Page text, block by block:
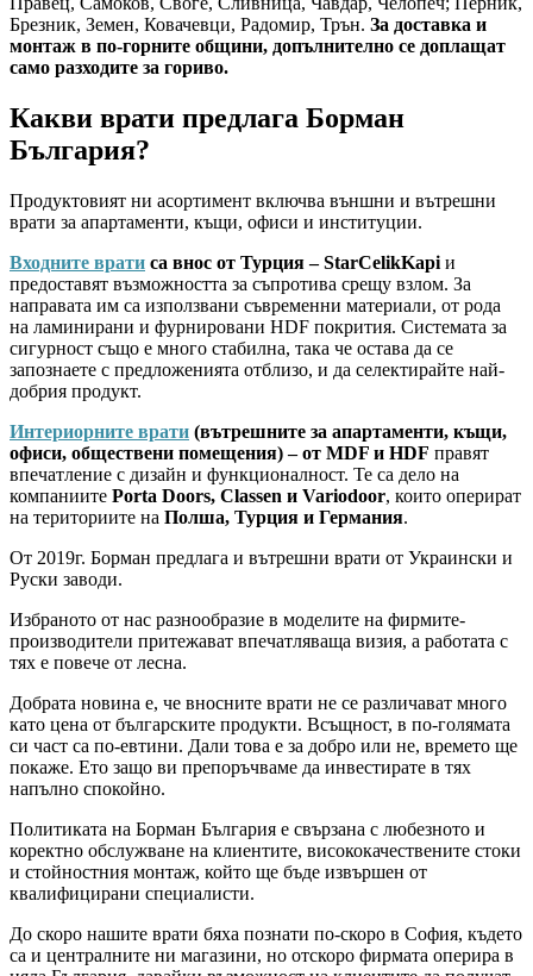
Брезник, Земен, Ковачевци, Радомир, Трън. За доставка и
монтаж в по-горните общини, допълнително се доплащат
само разходите за гориво.
Какви врати предлага Борман
България?
Продуктовият ни асортимент включва външни и вътрешни
врати за апартаменти, къщи, офиси и институции.
Входните врати са внос от Турция – StarCelikKapi и
предоставят възможността за съпротива срещу взлом. За
направата им са използвани съвременни материали, от рода
на ламинирани и фурнировани HDF покрития. Системата за
сигурност също е много стабилна, така че остава да се
запознаете с предложенията отблизо, и да селектирайте най-
добрия продукт.
Интериорните врати (вътрешните за апартаменти, къщи,
офиси, обществени помещения) – от MDF и HDF правят
впечатление с дизайн и функционалност. Те са дело на
компаниите Porta Doors, Classen и Variodoor, които оперират
на териториите на Полша, Турция и Германия.
От 2019г. Борман предлага и вътрешни врати от Украински и
Руски заводи.
Избраното от нас разнообразие в моделите на фирмите-
производители притежават впечатляваща визия, а работата с
тях е повече от лесна.
Добрата новина е, че вносните врати не се различават много
като цена от българските продукти. Всъщност, в по-голямата
си част са по-евтини. Дали това е за добро или не, времето ще
покаже. Ето защо ви препоръчваме да инвестирате в тях
напълно спокойно.
Политиката на Борман България е свързана с любезното и
коректно обслужване на клиентите, висококачествените стоки
и стойностния монтаж, който ще бъде извършен от
квалифицирани специалисти.
До скоро нашите врати бяха познати по-скоро в София, където
са и централните ни магазини, но отскоро фирмата оперира в